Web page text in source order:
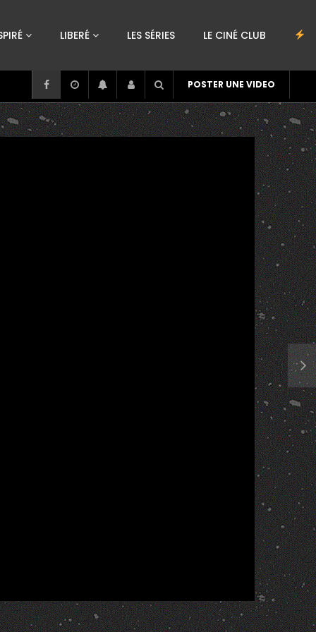
LIBERÉ LES SÉRIES LE CINÉ CLUB
POSTER UNE VIDEO
Report More Videos